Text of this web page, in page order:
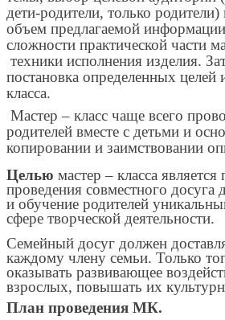
дети-родители, только родители)
объем предлагаемой
сложности практической части
техники исполнения изделия.
постановка определенных целей
класса.
Мастер – класс чаще всего
родителей вместе с детьми и
копировании и заимствовании
Целью мастер – класса
проведения совместного досуга
и обучение родителей
сфере творческой деятельности.
Семейный досуг должен
каждому члену семьи. Только
оказывать развивающее
взрослых, повышать их
План проведения МК.